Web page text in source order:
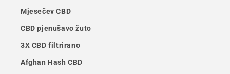
Mjesečev CBD
CBD pjenušavo žuto
3X CBD filtrirano
Afghan Hash CBD